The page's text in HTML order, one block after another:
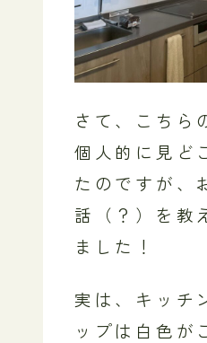
さて、こちら
個人的に見ど
たのですが、
話（？）を教
ました！
実は、キッチ
ップは白色が